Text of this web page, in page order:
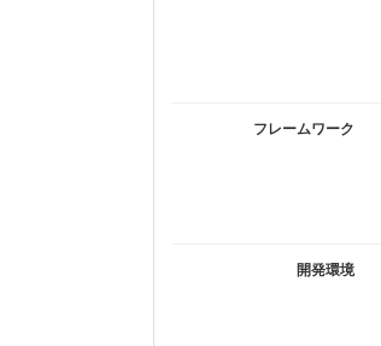
フレームワーク
開発環境